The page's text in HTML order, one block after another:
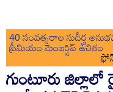
40 సంవత్సరాల సుదీర్ఘ
ప్రీమియం మెంబర్షిప్ ఉచితం
గుంటూరు